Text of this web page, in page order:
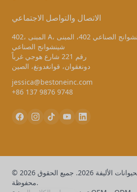
الاتصال والتواصل الاجتماعي
402، المبنى A، مجمع شينشوانج الصناعي 402، المبنى A، مجمع
شينشوانج الصناعي
رقم 221 شارع هوجي غرباً
دونغقوان، قوانغدونغ، الصين
jessica@bestoneinc.com
+86 137 9876 9748
© 2026 شركة بيستون لمنتجات الحيوانات الأليفة 2026. جميع الحقوق
محفوظة.